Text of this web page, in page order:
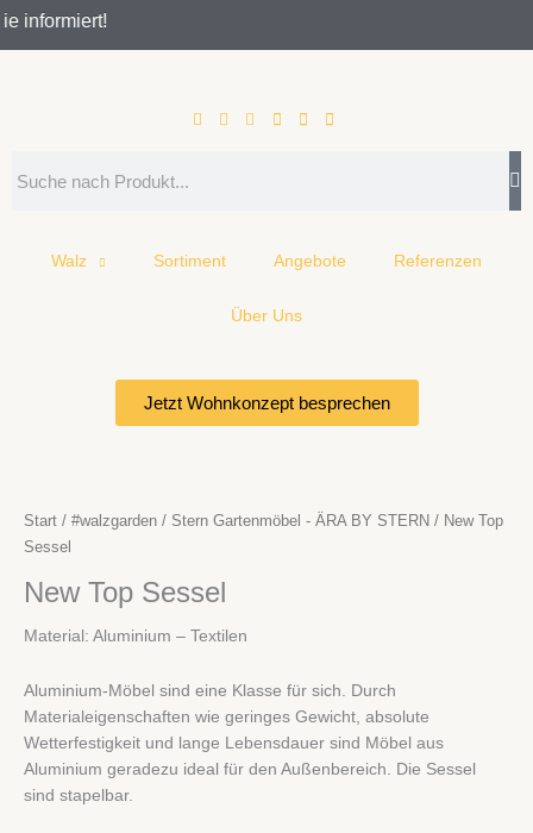
informiert!
Zum
Walz Sortiment Angebote Referenzen
Über Uns
Jetzt Wohnkonzept besprechen
Start / #walzgarden / Stern Gartenmöbel - ÄRA BY STERN / New Top
Sessel
New Top Sessel
Material: Aluminium – Textilen
Aluminium-Möbel sind eine Klasse für sich. Durch
Materialeigenschaften wie geringes Gewicht, absolute
Wetterfestigkeit und lange Lebensdauer sind Möbel aus
Aluminium geradezu ideal für den Außenbereich. Die Sessel
sind stapelbar.